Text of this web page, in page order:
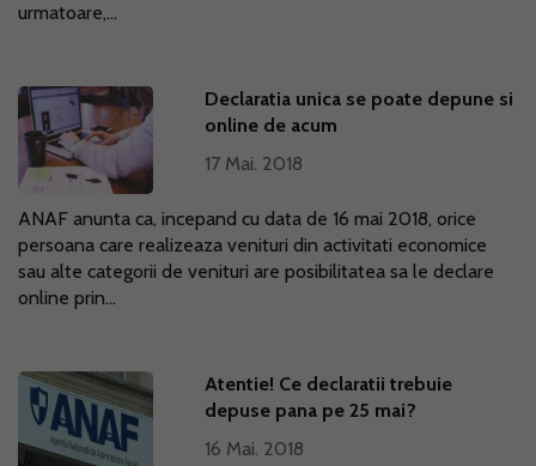
urmatoare,...
Declaratia unica se poate depune si
online de acum
17 Mai. 2018
ANAF anunta ca, incepand cu data de 16 mai 2018, orice
persoana care realizeaza venituri din activitati economice
sau alte categorii de venituri are posibilitatea sa le declare
online prin...
Atentie! Ce declaratii trebuie
depuse pana pe 25 mai?
16 Mai. 2018